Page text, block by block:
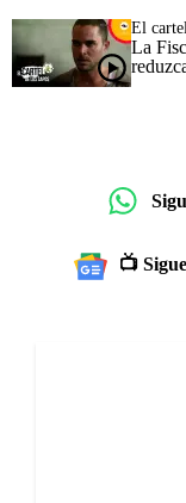
El
La
📺